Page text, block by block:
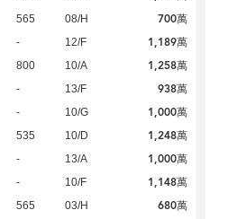
565 08/H 700萬
- 12/F 1,189萬
800 10/A 1,258萬
- 13/F 938萬
- 10/G 1,000萬
535 10/D 1,248萬
- 13/A 1,000萬
- 10/F 1,148萬
565 03/H 680萬